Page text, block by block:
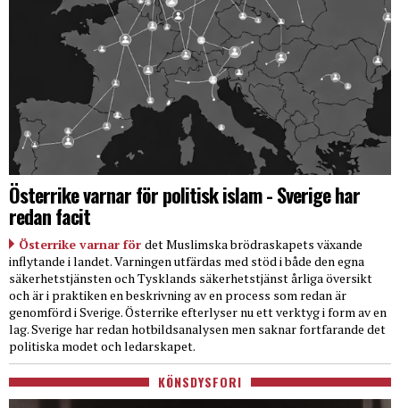
Österrike varnar för politisk islam - Sverige har
redan facit
Österrike varnar för det Muslimska brödraskapets växande
inflytande i landet. Varningen utfärdas med stöd i både den egna
säkerhetstjänsten och Tysklands säkerhetstjänst årliga översikt
och är i praktiken en beskrivning av en process som redan är
genomförd i Sverige. Österrike efterlyser nu ett verktyg i form av en
lag. Sverige har redan hotbildsanalysen men saknar fortfarande det
politiska modet och ledarskapet.
KÖNSDYSFORI